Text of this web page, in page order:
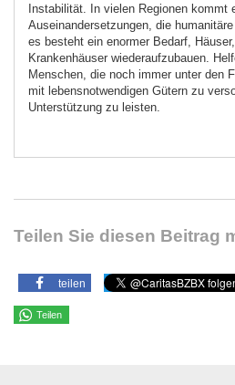
Instabilität. In vielen Regionen kommt
Auseinandersetzungen, die
es besteht ein enormer Bedarf,
Krankenhäuser wiederaufzubauen.
Menschen, die noch immer unter den
mit lebensnotwendigen Gütern zu
Unterstützung zu leisten.
Teilen Sie diesen Beitrag
teilen
Teilen